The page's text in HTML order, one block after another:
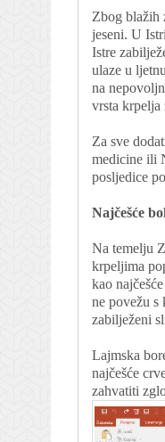
Zbog blažih
jeseni. U
Istre
ulaze u
na
vrsta krpelja
Za sve
medicine ili
posljedice
Najčešće
Na temelju
krpeljima
kao
ne povežu s
zabilježeni
Lajmska
najčešće
zahvatiti